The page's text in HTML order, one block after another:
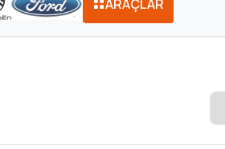
ARAÇLAR